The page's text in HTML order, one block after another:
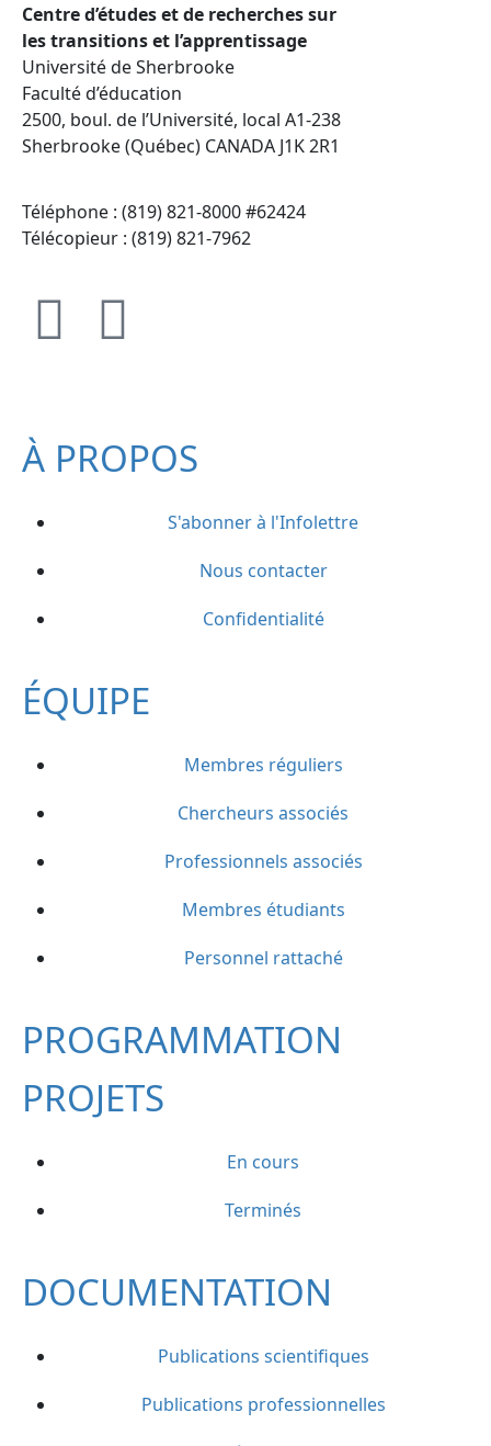
Centre d’études et de recherches sur
les transitions et l’apprentissage
Université de Sherbrooke
Faculté d’éducation
2500, boul. de l’Université, local A1-238
Sherbrooke (Québec) CANADA J1K 2R1
Téléphone : (819) 821-8000 #62424
Télécopieur : (819) 821-7962
À PROPOS
S'abonner à l'Infolettre
Nous contacter
Confidentialité
ÉQUIPE
Membres réguliers
Chercheurs associés
Professionnels associés
Membres étudiants
Personnel rattaché
PROGRAMMATION
PROJETS
En cours
Terminés
DOCUMENTATION
Publications scientifiques
Publications professionnelles